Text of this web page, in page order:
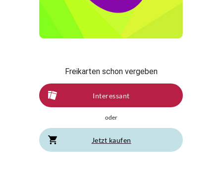
Freikarten schon vergeben
Interessant
oder
Jetzt kaufen